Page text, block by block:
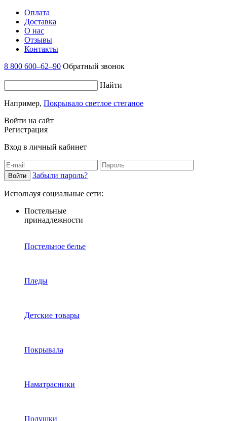
Оплата
Доставка
О нас
Отзывы
Контакты
8 800 600–62–90 Обратный звонок
Найти
Например, Покрывало светлое стеганое
Войти на сайт
Регистрация
Вход в личный кабинет
Забыли пароль?
Используя социальные сети:
Постельные
принадлежности
Постельное белье
Пледы
Детские товары
Покрывала
Наматрасники
Подушки